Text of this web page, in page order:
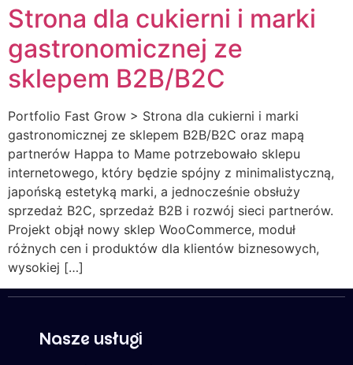
Strona dla cukierni i marki
gastronomicznej ze
sklepem B2B/B2C
Portfolio Fast Grow > Strona dla cukierni i marki
gastronomicznej ze sklepem B2B/B2C oraz mapą
partnerów Happa to Mame potrzebowało sklepu
internetowego, który będzie spójny z minimalistyczną,
japońską estetyką marki, a jednocześnie obsłuży
sprzedaż B2C, sprzedaż B2B i rozwój sieci partnerów.
Projekt objął nowy sklep WooCommerce, moduł
różnych cen i produktów dla klientów biznesowych,
wysokiej […]
Nasze usługi